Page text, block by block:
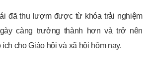
đã thu lượm được từ khóa trải nghiệm
càng trưởng thành hơn và trở nên
cho Giáo hội và xã hội hôm nay.